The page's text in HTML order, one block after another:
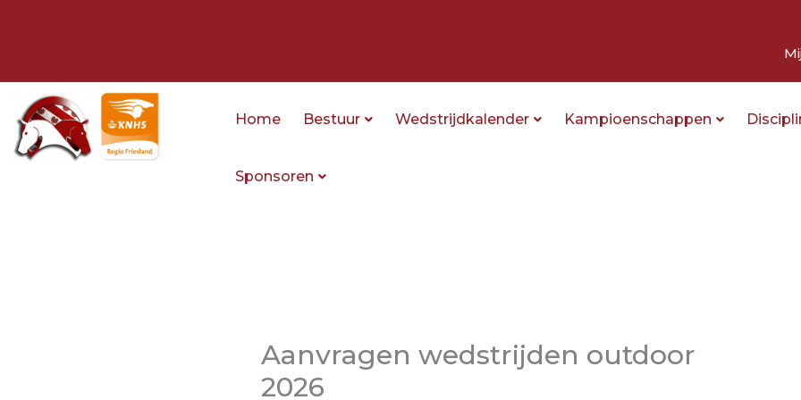
inhoud
Home Bestuur Wedstrijdkalender Kampioenschappen
Sponsoren
Aanvragen wedstrijden outdoor
2026